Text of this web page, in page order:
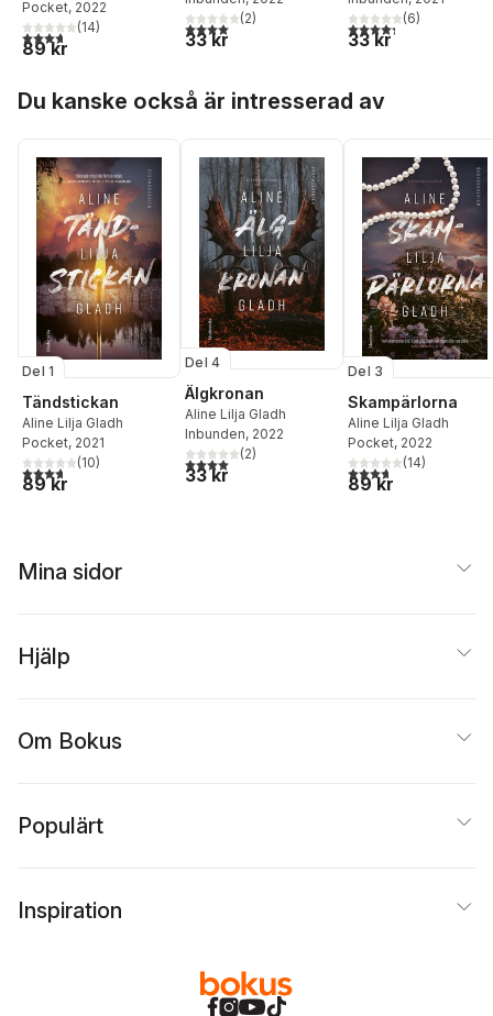
Pocket, 2022
3,7utav 5 stjärnor. Totalt antal röster:
(14)
89 kr
4,0utav 5 stjärnor. Totalt antal röster:
(2)
33 kr
4,3utav 5 stjärnor.
(6)
33 kr
Du kanske också är intresserad av
Del 1
Tändstickan
Aline Lilja Gladh
Pocket, 2021
3,7utav 5 stjärnor. Totalt antal röster:
(10)
89 kr
Del 4
Älgkronan
Aline Lilja Gladh
Inbunden, 2022
4,0utav 5 stjärnor. Totalt antal röster:
(2)
33 kr
Del 3
Skampärlorna
Aline Lilja Gladh
Pocket, 2022
3,7utav 5 stjärnor.
(14)
89 kr
Mina sidor
Hjälp
Om Bokus
Populärt
Inspiration